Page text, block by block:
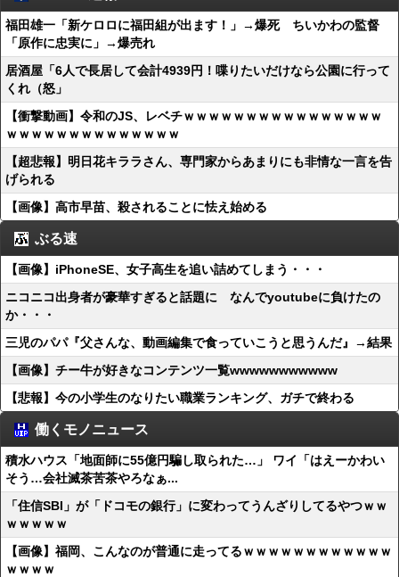
福田雄一「新ケロロに福田組が出ます！」→爆死 ちいかわの監督
「原作に忠実に」→爆売れ
居酒屋「6人で長居して会計4939円！喋りたいだけなら公園に行って
くれ（怒」
【衝撃動画】令和のJS、レベチｗｗｗｗｗｗｗｗｗｗｗｗｗｗｗｗ
ｗｗｗｗｗｗｗｗｗｗｗｗｗｗ
【超悲報】明日花キララさん、専門家からあまりにも非情な一言を告
げられる
【画像】高市早苗、殺されることに怯え始める
ぶる速
【画像】iPhoneSE、女子高生を追い詰めてしまう・・・
ニコニコ出身者が豪華すぎると話題に なんでyoutubeに負けたの
か・・・
三児のパパ『父さんな、動画編集で食っていこうと思うんだ』→結果
【画像】チー牛が好きなコンテンツ一覧wwwwwwwwwww
【悲報】今の小学生のなりたい職業ランキング、ガチで終わる
働くモノニュース
積水ハウス「地面師に55億円騙し取られた…」 ワイ「はえーかわい
そう…会社滅茶苦茶やろなぁ...
「住信SBI」が「ドコモの銀行」に変わってうんざりしてるやつｗｗ
ｗｗｗｗｗ
【画像】福岡、こんなのが普通に走ってるｗｗｗｗｗｗｗｗｗｗｗｗ
ｗｗｗｗ